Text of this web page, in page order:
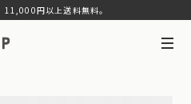
円以上送料無料。